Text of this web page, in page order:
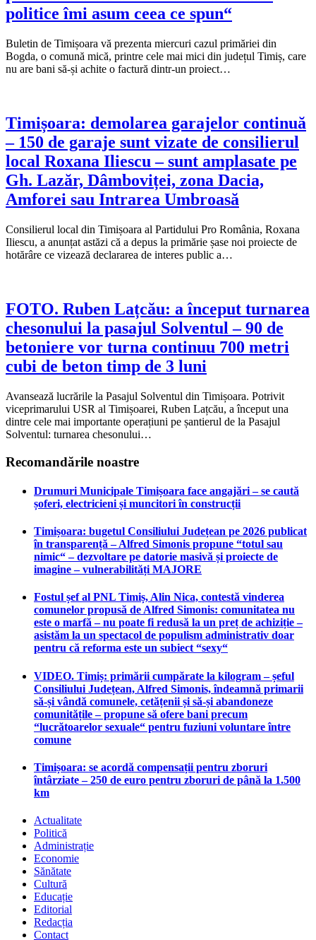
politice îmi asum ceea ce spun“
Buletin de Timișoara vă prezenta miercuri cazul primăriei din
Bogda, o comună mică, printre cele mai mici din județul Timiș, care
nu are bani să-și achite o factură dintr-un proiect…
Timișoara: demolarea garajelor continuă
– 150 de garaje sunt vizate de consilierul
local Roxana Iliescu – sunt amplasate pe
Gh. Lazăr, Dâmboviței, zona Dacia,
Amforei sau Intrarea Umbroasă
Consilierul local din Timișoara al Partidului Pro România, Roxana
Iliescu, a anunțat astăzi că a depus la primărie șase noi proiecte de
hotărâre ce vizează declararea de interes public a…
FOTO. Ruben Lațcău: a început turnarea
chesonului la pasajul Solventul – 90 de
betoniere vor turna continuu 700 metri
cubi de beton timp de 3 luni
Avansează lucrările la Pasajul Solventul din Timișoara. Potrivit
viceprimarului USR al Timișoarei, Ruben Lațcău, a început una
dintre cele mai importante operațiuni pe șantierul de la Pasajul
Solventul: turnarea chesonului…
Recomandările noastre
Drumuri Municipale Timișoara face angajări – se caută
șoferi, electricieni și muncitori în construcții
Timișoara: bugetul Consiliului Județean pe 2026 publicat
în transparență – Alfred Simonis propune “totul sau
nimic“ – dezvoltare pe datorie masivă și proiecte de
imagine – vulnerabilități MAJORE
Fostul șef al PNL Timiș, Alin Nica, contestă vinderea
comunelor propusă de Alfred Simonis: comunitatea nu
este o marfă – nu poate fi redusă la un preț de achiziție –
asistăm la un spectacol de populism administrativ doar
pentru că reforma este un subiect “sexy“
VIDEO. Timiș: primării cumpărate la kilogram – șeful
Consiliului Județean, Alfred Simonis, îndeamnă primarii
să-și vândă comunele, cetățenii și să-și abandoneze
comunitățile – propune să ofere bani precum
“lucrătoarelor sexuale“ pentru fuziuni voluntare între
comune
Timișoara: se acordă compensații pentru zboruri
întârziate – 250 de euro pentru zboruri de până la 1.500
km
Actualitate
Politică
Administrație
Economie
Sănătate
Cultură
Educație
Editorial
Redacția
Contact